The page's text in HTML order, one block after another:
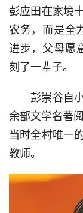
彭应田在家境
农务，而是全
进步，父母愿
刻了一辈子。
彭崇谷自小
余部文学名著
当时全村唯一
教师。